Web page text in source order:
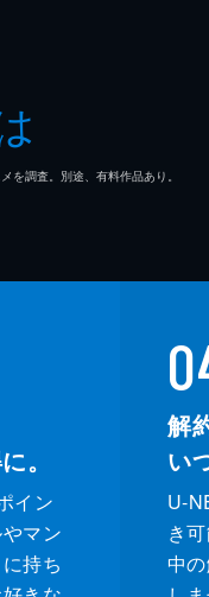
調査。別途、有料作品あり。
。
イン
マン
持ち
解
い
U-
き
中